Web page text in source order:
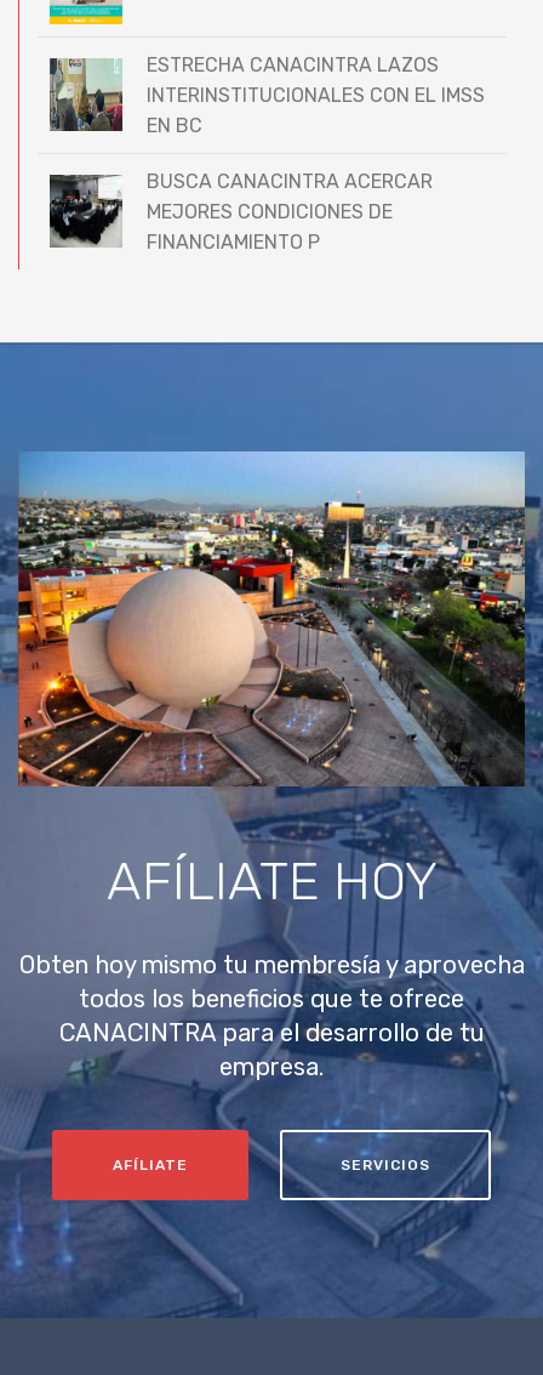
ESTRECHA CANACINTRA LAZOS
INTERINSTITUCIONALES CON EL IMSS
EN BC
BUSCA CANACINTRA ACERCAR
MEJORES CONDICIONES DE
FINANCIAMIENTO P
AFÍLIATE HOY
Obten hoy mismo tu membresía y aprovecha
todos los beneficios que te ofrece
CANACINTRA para el desarrollo de tu
empresa.
AFÍLIATE SERVICIOS